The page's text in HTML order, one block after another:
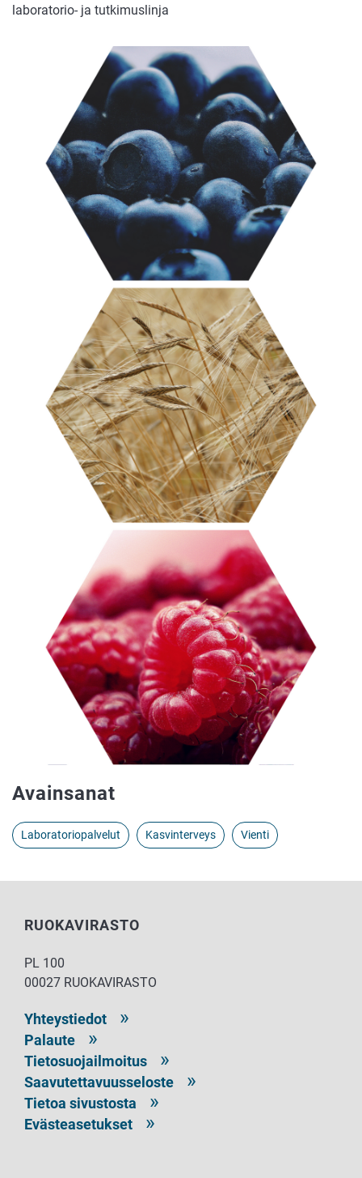
laboratorio- ja tutkimuslinja
Avainsanat
Laboratoriopalvelut Kasvinterveys Vienti
RUOKAVIRASTO
PL 100
00027 RUOKAVIRASTO
Yhteystiedot
Palaute
Tietosuojailmoitus
Saavutettavuusseloste
Tietoa sivustosta
Evästeasetukset